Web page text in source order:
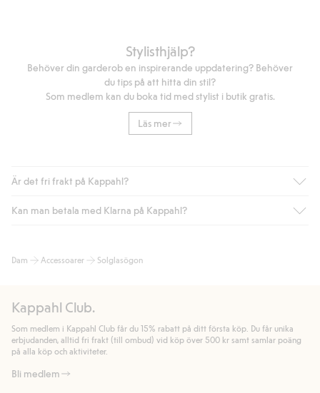
Stylisthjälp?
Behöver din garderob en inspirerande uppdatering? Behöver
du tips på att hitta din stil?
Som medlem kan du boka tid med stylist i butik gratis.
Läs mer
Är det fri frakt på Kappahl?
Är du medlem i Kappahl Club har du alltid gratis frakt till butik
automatik efter du loggat in och identifierats som medlem.
handlar för.
Läs mer
Kan man betala med Klarna på Kappahl?
bland annat faktura och swish men även andra betalningssätt.
allmänna villkor.
Läs mer
Dam Accessoarer Solglasögon
Kappahl Club.
Som medlem i Kappahl Club får du 15% rabatt på ditt första köp. Du får unika
erbjudanden, alltid fri frakt (till ombud) vid köp över 500 kr samt samlar poäng
på alla köp och aktiviteter.
Bli medlem